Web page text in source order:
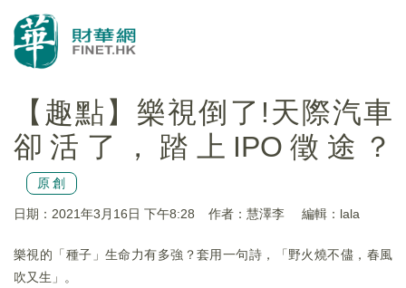
【趣點】樂視倒了!天際汽車
卻活了，踏上IPO徵途？
原創
日期：2021年3月16日 下午8:28 作者：慧澤李 編輯：lala
樂視的「種子」生命力有多強？套用一句詩，「野火燒不儘，春風
吹又生」。